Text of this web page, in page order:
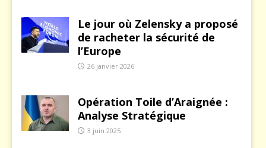
Le jour où Zelensky a proposé
de racheter la sécurité de
l’Europe
26 janvier 2026
Opération Toile d’Araignée :
Analyse Stratégique
3 juin 2025